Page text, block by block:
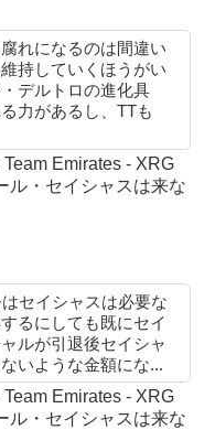
れになるのは間違い
持していくほうがい
デルトロの進化具
力があるし、TTも
Emirates - XRG
ル・セイシャスは来な
セイシャスは必要な
るにしても既にセイ
ルが引退後セイシャ
いような金額にな...
Emirates - XRG
ル・セイシャスは来な